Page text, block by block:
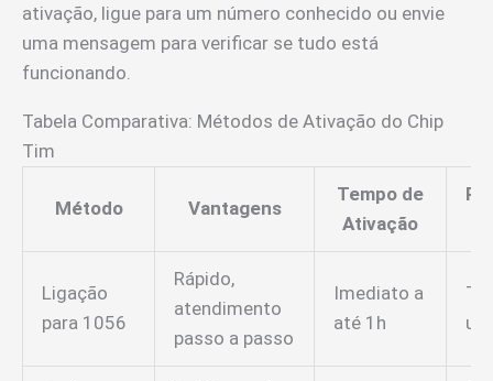
ativação, ligue para um número conhecido ou envie
uma mensagem para verificar se tudo está
funcionando.
Tabela Comparativa: Métodos de Ativação do Chip
Tim
Método Vantagens
Tempo de
Ativação
Ligação
para 1056
Rápido,
atendimento
passo a passo
Imediato a
até 1h